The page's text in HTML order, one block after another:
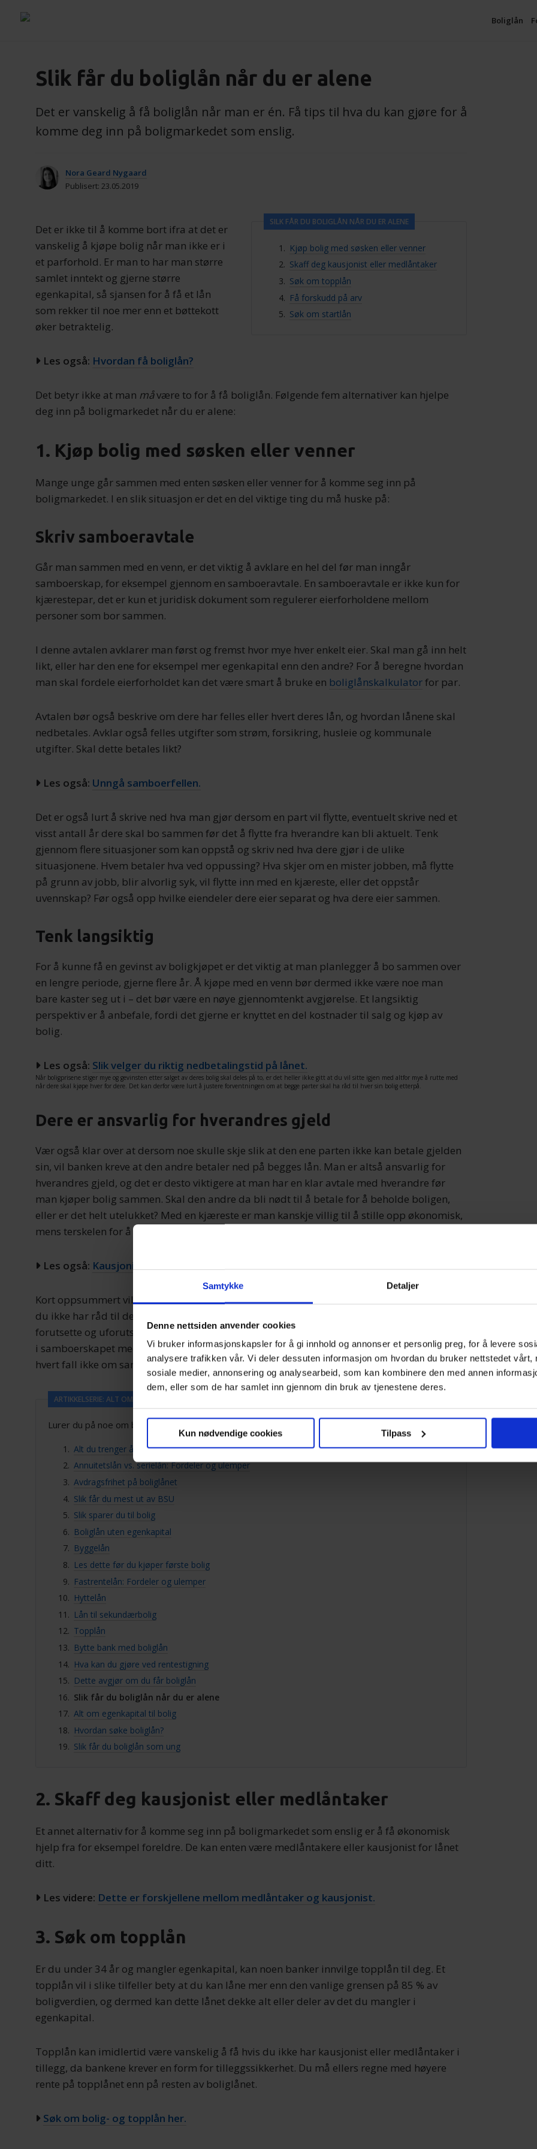
Samtykke Detaljer
Denne nettsiden anvender cookies
Vi bruker informasjonskapsler for å gi innhold og annonser et personlig preg, for å levere
analysere trafikken vår. Vi deler dessuten informasjon om hvordan du bruker nettstedet vårt,
sosiale medier, annonsering og analysearbeid, som kan kombinere den med annen
dem, eller som de har samlet inn gjennom din bruk av tjenestene deres.
Kun nødvendige cookies Tilpass
Boliglån
Slik får du boliglån når du er alene
Det er vanskelig å få boliglån når man er én. Få tips til hva du kan gjøre for å
komme deg inn på boligmarkedet som enslig.
Nora Geard Nygaard
Publisert: 23.05.2019
SILK FÅR DU BOLIGLÅN NÅR DU ER ALENE
Kjøp bolig med søsken eller venner
Skaff deg kausjonist eller medlåntaker
Søk om topplån
Få forskudd på arv
Søk om startlån
Det er ikke til å komme bort ifra at det er
vanskelig å kjøpe bolig når man ikke er i
et parforhold. Er man to har man større
samlet inntekt og gjerne større
egenkapital, så sjansen for å få et lån
som rekker til noe mer enn et bøttekott
øker betraktelig.
Les også: Hvordan få boliglån?
Det betyr ikke at man måvære to for å få boliglån. Følgende fem alternativer kan hjelpe
deg inn på boligmarkedet når du er alene:
1. Kjøp bolig med søsken eller venner
Mange unge går sammen med enten søsken eller venner for å komme seg inn på
boligmarkedet. I en slik situasjon er det en del viktige ting du må huske på:
Skriv samboeravtale
Går man sammen med en venn, er det viktig å avklare en hel del før man inngår
samboerskap, for eksempel gjennom en samboeravtale. En samboeravtale er ikke kun for
kjærestepar, det er kun et juridisk dokument som regulerer eierforholdene mellom
personer som bor sammen.
I denne avtalen avklarer man først og fremst hvor mye hver enkelt eier. Skal man gå inn helt
likt, eller har den ene for eksempel mer egenkapital enn den andre? For å beregne hvordan
man skal fordele eierforholdet kan det være smart å bruke en boliglånskalkulatorfor par.
Avtalen bør også beskrive om dere har felles eller hvert deres lån, og hvordan lånene skal
nedbetales. Avklar også felles utgifter som strøm, forsikring, husleie og kommunale
utgifter. Skal dette betales likt?
Les også: Unngå samboerfellen.
Det er også lurt å skrive ned hva man gjør dersom en part vil flytte, eventuelt skrive ned et
visst antall år dere skal bo sammen før det å flytte fra hverandre kan bli aktuelt. Tenk
gjennom flere situasjoner som kan oppstå og skriv ned hva dere gjør i de ulike
situasjonene. Hvem betaler hva ved oppussing? Hva skjer om en mister jobben, må flytte
på grunn av jobb, blir alvorlig syk, vil flytte inn med en kjæreste, eller det oppstår
uvennskap? Før også opp hvilke eiendeler dere eier separat og hva dere eier sammen.
Tenk langsiktig
For å kunne få en gevinst av boligkjøpet er det viktig at man planlegger å bo sammen over
en lengre periode, gjerne flere år. Å kjøpe med en venn bør dermed ikke være noe man
bare kaster seg ut i – det bør være en nøye gjennomtenkt avgjørelse. Et langsiktig
perspektiv er å anbefale, fordi det gjerne er knyttet en del kostnader til salg og kjøp av
bolig.
Les også: Slik velger du riktig nedbetalingstid på lånet.
Når boligprisene stiger mye og gevinsten etter salget av deres bolig skal deles på to, er det heller ikke gitt at du vil sitte igjen med altfor mye å rutte med
når dere skal kjøpe hver for dere. Det kan derfor være lurt å justere forventningen om at begge parter skal ha råd til hver sin bolig etterpå.
Dere er ansvarlig for hverandres gjeld
Vær også klar over at dersom noe skulle skje slik at den ene parten ikke kan betale gjelden
sin, vil banken kreve at den andre betaler ned på begges lån. Man er altså ansvarlig for
hverandres gjeld, og det er desto viktigere at man har en klar avtale med hverandre før
man kjøper bolig sammen. Skal den andre da bli nødt til å betale for å beholde boligen,
eller er det helt utelukket? Med en kjæreste er man kanskje villig til å stille opp økonomisk,
mens terskelen for å sponse venner ofte vil være noe høyere.
Les også: Kausjonist: Dette må du vite.
Kort oppsummert vil det i mange tilfeller være et godt alternativ å kjøpe med en venn om
du ikke har råd til det alene. Pass på at dere skriver ned alt som kan dukke opp av
forutsette og uforutsette utgifter og situasjoner, og hvordan dere da vil løse det. Ikke gå inn
i samboerskapet med en forventning om at du vil ha råd til å kjøpe bolig alene etterpå, i
hvert fall ikke om samboerskapet ikke er langsiktig.
ARTIKKELSERIE: ALT OM BOLIGLÅN
Lurer du på noe om boliglån? Få svar på det du lurer på i vår artikkelserie om temaet.
Alt du trenger å vite om rammelån
Annuitetslån vs. serielån: Fordeler og ulemper
Avdragsfrihet på boliglånet
Slik får du mest ut av BSU
Slik sparer du til bolig
Boliglån uten egenkapital
Byggelån
Les dette før du kjøper første bolig
Fastrentelån: Fordeler og ulemper
Hyttelån
Lån til sekundærbolig
Topplån
Bytte bank med boliglån
Hva kan du gjøre ved rentestigning
Dette avgjør om du får boliglån
Slik får du boliglån når du er alene
Alt om egenkapital til bolig
Hvordan søke boliglån?
Slik får du boliglån som ung
2. Skaff deg kausjonist eller medlåntaker
Et annet alternativ for å komme seg inn på boligmarkedet som enslig er å få økonomisk
hjelp fra for eksempel foreldre. De kan enten være medlåntakere eller kausjonist for lånet
ditt.
Les videre: Dette er forskjellene mellom medlåntaker og kausjonist.
3. Søk om topplån
Er du under 34 år og mangler egenkapital, kan noen banker innvilge topplån til deg. Et
topplån vil i slike tilfeller bety at du kan låne mer enn den vanlige grensen på 85 % av
boligverdien, og dermed kan dette lånet dekke alt eller deler av det du mangler i
egenkapital.
Topplån kan imidlertid være vanskelig å få hvis du ikke har kausjonist eller medlåntaker i
tillegg, da bankene krever en form for tilleggssikkerhet. Du må ellers regne med høyere
rente på topplånet enn på resten av boliglånet.
Søk om bolig- og topplån her.